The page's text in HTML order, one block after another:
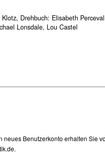
Drehbuch: Elisabeth
Lonsdale, Lou Castel
neues Benutzerkonto erhalten Sie